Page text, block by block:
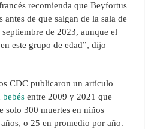
recomienda que Beyfortus
de que salgan de la sala de
de 2023, aunque el
este grupo de edad”, dijo
CDC publicaron un artículo
bebés entre 2009 y 2021 que
solo 300 muertes en niños
o 25 en promedio por año.